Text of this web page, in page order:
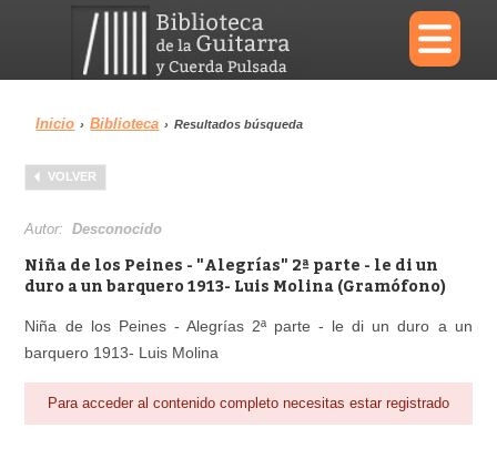
×
Menu
Biblioteca
Inicio › Biblioteca › Resultados búsqueda
VOLVER
Autor:Desconocido
Niña de los Peines - "Alegrías" 2ª parte - le di un
duro a un barquero 1913- Luis Molina (Gramófono)
Niña de los Peines - Alegrías 2ª parte - le di un duro a un
barquero 1913- Luis Molina
Para acceder al contenido completo necesitas estar registrado